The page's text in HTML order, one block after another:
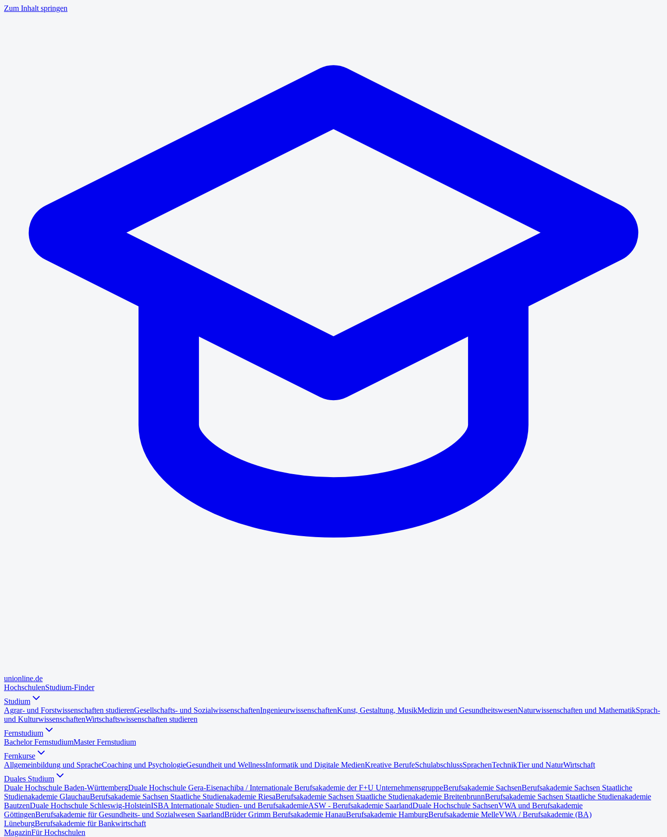
Zum Inhalt springen
unionline.de
HochschulenStudium-Finder
Studium
Agrar- und Forstwissenschaften studierenGesellschafts- und SozialwissenschaftenIngenieurwissenschaftenKunst, Gestaltung, MusikMedizin und GesundheitswesenNaturwissenschaften und MathematikSprach-
und KulturwissenschaftenWirtschaftswissenschaften studieren
Fernstudium
Bachelor FernstudiumMaster Fernstudium
Fernkurse
Allgemeinbildung und SpracheCoaching und PsychologieGesundheit und WellnessInformatik und Digitale MedienKreative BerufeSchulabschlussSprachenTechnikTier und NaturWirtschaft
Duales Studium
Duale Hochschule Baden-WürttembergDuale Hochschule Gera-Eisenachiba / Internationale Berufsakademie der F+U UnternehmensgruppeBerufsakademie SachsenBerufsakademie Sachsen Staatliche
Studienakademie GlauchauBerufsakademie Sachsen Staatliche Studienakademie RiesaBerufsakademie Sachsen Staatliche Studienakademie BreitenbrunnBerufsakademie Sachsen Staatliche Studienakademie
BautzenDuale Hochschule Schleswig-HolsteinISBA Internationale Studien- und BerufsakademieASW - Berufsakademie SaarlandDuale Hochschule SachsenVWA und Berufsakademie
GöttingenBerufsakademie für Gesundheits- und Sozialwesen SaarlandBrüder Grimm Berufsakademie HanauBerufsakademie HamburgBerufsakademie MelleVWA / Berufsakademie (BA)
LüneburgBerufsakademie für Bankwirtschaft
MagazinFür Hochschulen